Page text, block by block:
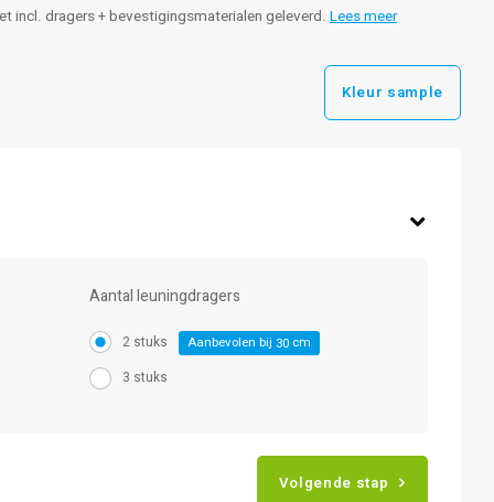
incl. dragers + bevestigingsmaterialen geleverd. Lees meer
Kleur sample
Aantal leuningdragers
2 stuks Aanbevolen bij 30 cm
3 stuks
Volgende stap